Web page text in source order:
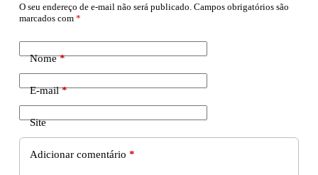
O seu endereço de e-mail não será publicado. Campos obrigatórios são
marcados com *
Nome*
E-mail*
Site
Adicionar comentário *